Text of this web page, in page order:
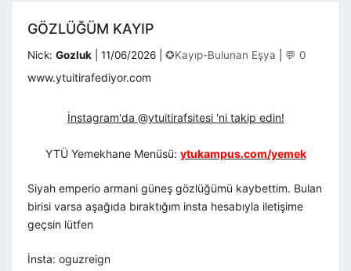
GÖZLÜĞÜM KAYIP
Nick: Gozluk 11/06/2026 Kategoriler
✪Kayıp-Bulunan Eşya 💬 0
www.ytuitirafediyor.com
İnstagram'da @ytuitirafsitesi 'ni takip edin!
YTÜ Yemekhane Menüsü: ytukampus.com/yemek
Siyah emperio armani güneş gözlüğümü kaybettim. Bulan
birisi varsa aşağıda bıraktığım insta hesabıyla iletişime
geçsin lütfen
İnsta: oguzreign